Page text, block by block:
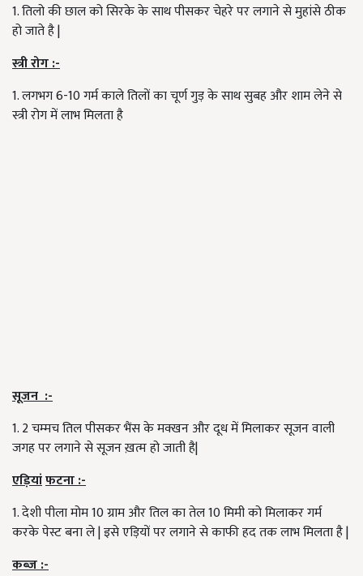
1. तिलो की छाल को सिरके के साथ पीसकर चेहरे पर लगाने से मुहांसे ठीक
हो जाते है |
स्त्रीरोग:-
1. लगभग 6-10 गर्म काले तिलों का चूर्ण गुड़ के साथ सुबह और शाम लेने से
स्त्री रोग में लाभ मिलता है
सूजन:-
1. 2 चम्मच तिल पीसकर भैंस के मक्खन और दूध में मिलाकर सूजन वाली
जगह पर लगाने से सूजन ख़त्म हो जाती है|
एड़ियांफटना:-
1. देशी पीला मोम 10 ग्राम और तिल का तेल 10 मिमी को मिलाकर गर्म
करके पेस्ट बना ले | इसे एड़ियों पर लगाने से काफी हद तक लाभ मिलता है |
कब्ज़:-